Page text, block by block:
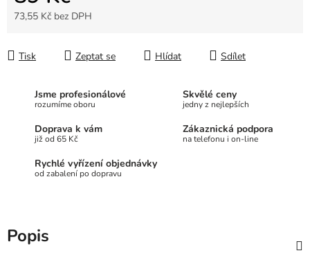
73,55 Kč bez DPH
Tisk
Zeptat se Hlídat Sdílet
Jsme profesionálové
rozumíme oboru
Skvělé ceny
jedny z nejlepších
Doprava k vám
již od 65 Kč
Zákaznická podpora
na telefonu i on-line
Rychlé vyřízení objednávky
od zabalení po dopravu
Popis